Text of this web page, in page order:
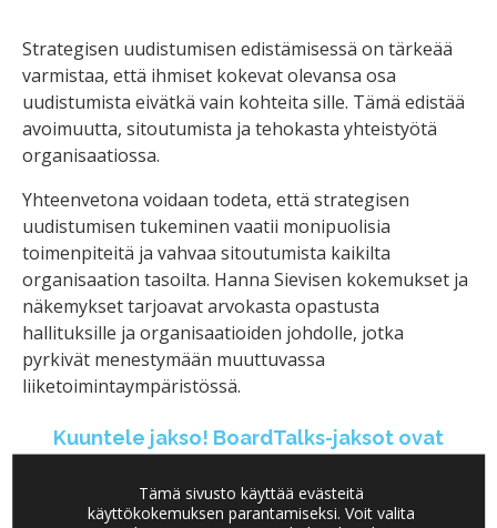
Strategisen uudistumisen edistämisessä on tärkeää
varmistaa, että ihmiset kokevat olevansa osa
uudistumista eivätkä vain kohteita sille. Tämä edistää
avoimuutta, sitoutumista ja tehokasta yhteistyötä
organisaatiossa.
Yhteenvetona voidaan todeta, että strategisen
uudistumisen tukeminen vaatii monipuolisia
toimenpiteitä ja vahvaa sitoutumista kaikilta
organisaation tasoilta. Hanna Sievisen kokemukset ja
näkemykset tarjoavat arvokasta opastusta
hallituksille ja organisaatioiden johdolle, jotka
pyrkivät menestymään muuttuvassa
liiketoimintaympäristössä.
Kuuntele jakso! BoardTalks-jaksot ovat
alustoilta:
Tämä sivusto käyttää evästeitä
käyttökokemuksen parantamiseksi. Voit valita